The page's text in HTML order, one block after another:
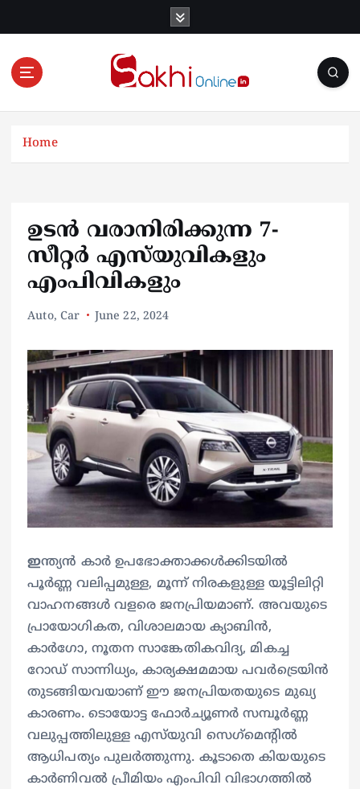
Online News Portal
Home
ഉടൻ വരാനിരിക്കുന്ന 7-
സീറ്റർ എസ്‌യുവികളും
എംപിവികളും
Auto, Car June 22, 2024
ഇന്ത്യൻ കാർ ഉപഭോക്താക്കൾക്കിടയിൽ
പൂർണ്ണ വലിപ്പമുള്ള, മൂന്ന് നിരകളുള്ള യൂട്ടിലിറ്റി
വാഹനങ്ങൾ വളരെ ജനപ്രിയമാണ്. അവയുടെ
പ്രായോഗികത, വിശാലമായ ക്യാബിൻ,
കാർഗോ, നൂതന സാങ്കേതികവിദ്യ, മികച്ച
റോഡ് സാന്നിധ്യം, കാര്യക്ഷമമായ പവർട്രെയിൻ
തുടങ്ങിയവയാണ് ഈ ജനപ്രിയതയുടെ മുഖ്യ
കാരണം. ടൊയോട്ട ഫോർച്യൂണർ സമ്പൂർണ്ണ
വലുപ്പത്തിലുള്ള എസ്‌യുവി സെഗ്‌മെന്‍റിൽ
ആധിപത്യം പുലർത്തുന്നു. കൂടാതെ കിയയുടെ
കാർണിവൽ പ്രീമിയം എംപിവി വിഭാഗത്തിൽ